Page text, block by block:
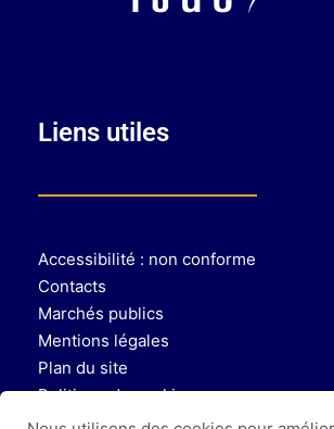
Liens utiles
Accessibilité : non conforme
Contacts
Marchés publics
Mentions légales
Plan du site
Politique de cookies
Politique de protection des données